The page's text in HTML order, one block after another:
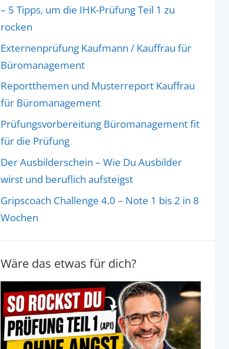
– 5 Tipps, um die IHK-Prüfung Teil 1 zu
rocken
Externenprüfung Kaufmann / Kauffrau für
Büromanagement
Reportthemen und Musterreport Kauffrau
für Büromanagement
Prüfungsvorbereitung Büromanagement fit
für die Prüfung
Der Ausbilderschein – Wie Du Ausbilder
wirst und beruflich aufsteigst
Gripscoach Challenge 4.0 – Note 1 bis 2 in 8
Wochen
Wäre das etwas für dich?